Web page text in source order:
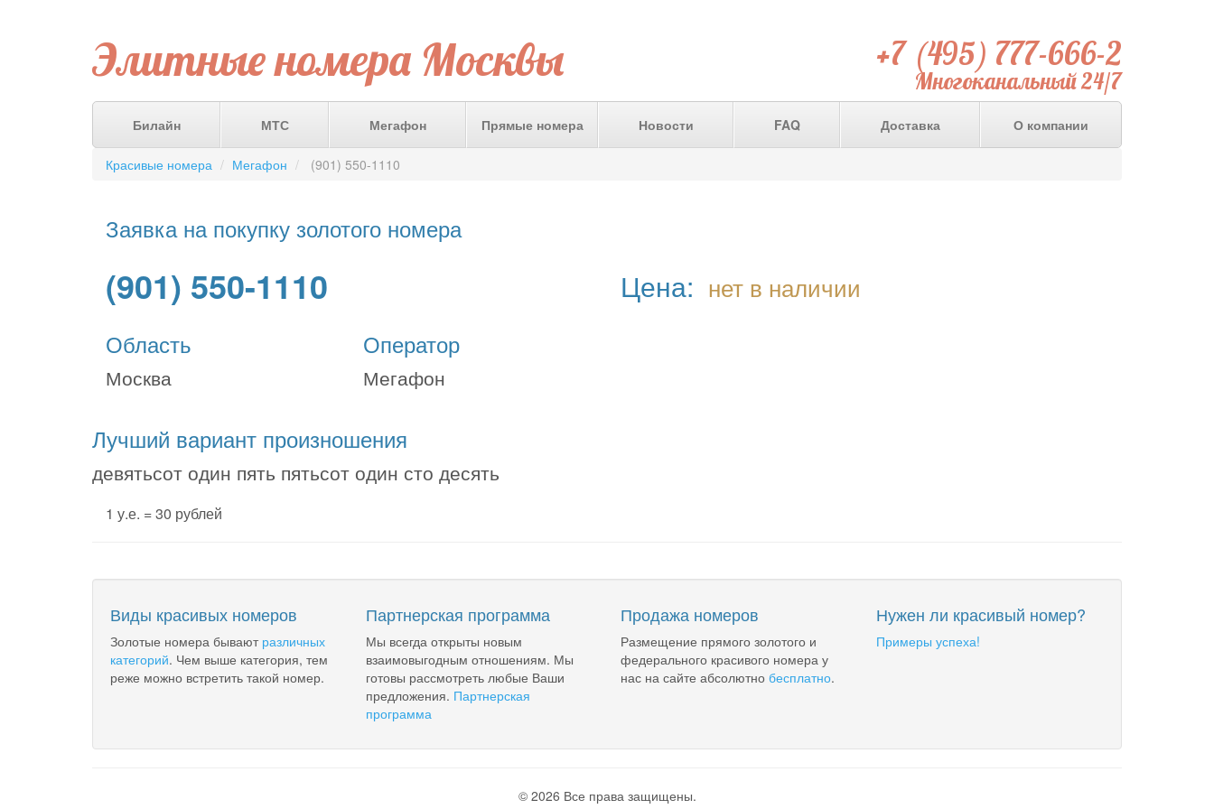
Элитные номера Москвы +7 (495) 777-666-2
Многоканальный 24/7
Билайн МТС Мегафон Прямые номера Новости FAQ Доставка О компании
Красивые номера Мегафон (901) 550-1110
Заявка на покупку золотого номера
(901) 550-1110 Цена: нет в наличии
Область
Москва
Оператор
Мегафон
Лучший вариант произношения
девятьсот один пять пятьсот один сто десять
1 у.е. = 30 рублей
Виды красивых номеров
Золотые номера бывают различных
категорий. Чем выше категория, тем
реже можно встретить такой номер.
Партнерская программа
Мы всегда открыты новым
взаимовыгодным отношениям. Мы
готовы рассмотреть любые Ваши
предложения. Партнерская
программа
Продажа номеров
Размещение прямого золотого и
федерального красивого номера у
нас на сайте абсолютно бесплатно.
Нужен ли красивый номер?
Примеры успеха!
© 2026 Все права защищены.